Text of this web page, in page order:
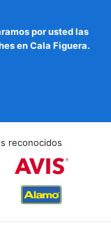
por usted las
en Cala Figuera.
reconocidos